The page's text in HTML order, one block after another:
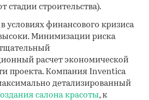
стадии строительства).
условиях финансового кризиса
Минимизации риска
тщательный
расчет экономической
проекта. Компания Inventica
детализированный
салона красоты, к